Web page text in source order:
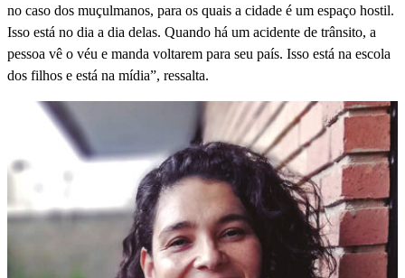
no caso dos muçulmanos, para os quais a cidade é um espaço hostil.
Isso está no dia a dia delas. Quando há um acidente de trânsito, a
pessoa vê o véu e manda voltarem para seu país. Isso está na escola
dos filhos e está na mídia”, ressalta.